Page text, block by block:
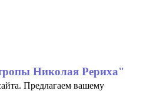
Николая Рериха"
Предлагаем вашему